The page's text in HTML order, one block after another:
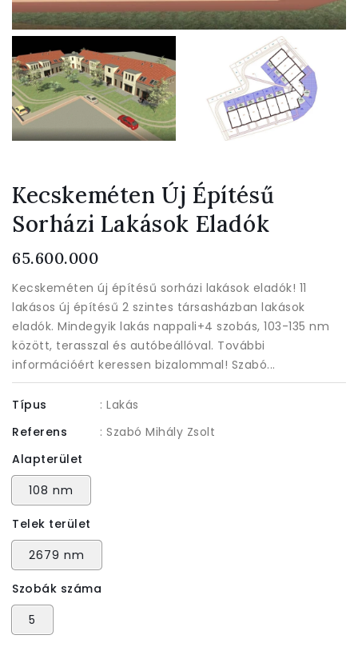
Kecskeméten Új Építésű
Sorházi Lakások Eladók
Normál
ár
65.600.000
Kecskeméten új építésű sorházi lakások eladók! 11
lakásos új építésű 2 szintes társasházban lakások
eladók. Mindegyik lakás nappali+4 szobás, 103-135 nm
között, terasszal és autóbeállóval. További
információért keressen bizalommal! Szabó...
Típus
: Lakás
Referens
: Szabó Mihály Zsolt
Alapterület
108 nm
Telek terület
2679 nm
Szobák száma
5